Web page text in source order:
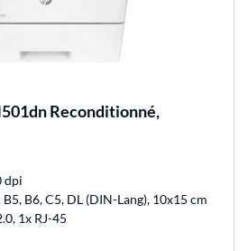
Reconditionné,
dpi
B6, C5, DL (DIN-Lang), 10x15 cm
1x RJ-45